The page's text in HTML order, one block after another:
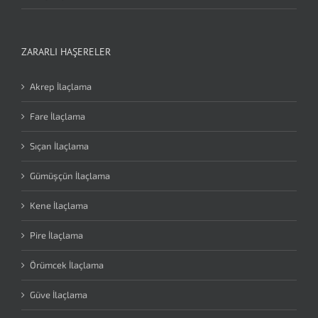
ZARARLI HAŞERELER
Akrep İlaçlama
Fare İlaçlama
Sıçan İlaçlama
Gümüşçün İlaçlama
Kene İlaçlama
Pire İlaçlama
Örümcek İlaçlama
Güve İlaçlama